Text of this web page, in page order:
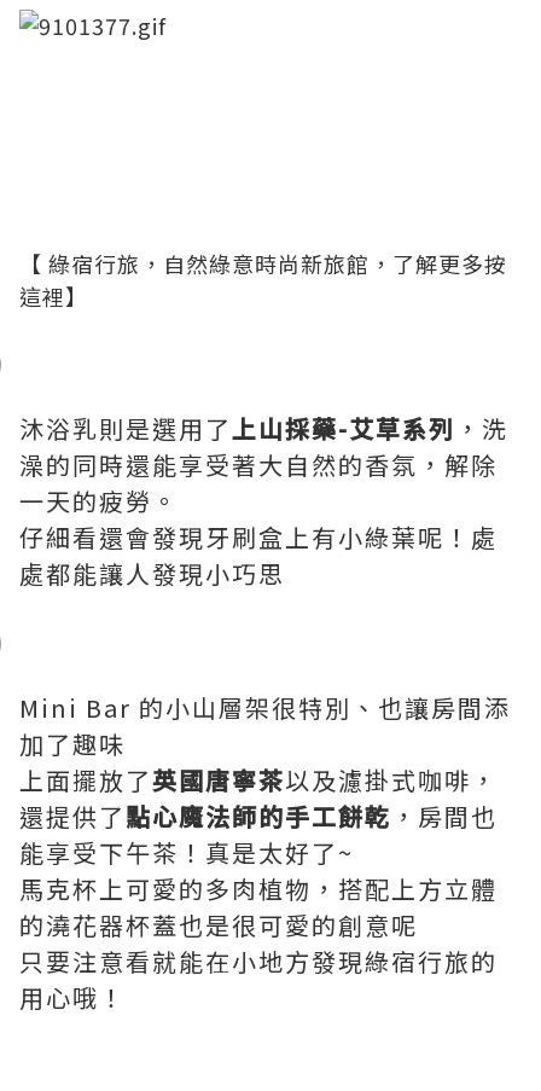
【 綠宿行旅，自然綠意時尚新旅館，了解更多按
這裡】
沐浴乳則是選用了上山採藥-艾草系列 ，洗
澡的同時還能享受著大自然的香氛​，解除
一天的疲勞。
仔細看還會發現牙刷盒上有小綠葉呢​！處
處都能讓人發現小巧思
Mini Bar 的小山層架很特別、也讓房間添
加了趣味
上面擺放了英國唐寧茶​以及濾掛式咖啡，
還提供了點心魔法師的手工餅乾 ，房間也
能享受下午茶！​真是太好了~
馬克杯上可愛的多肉植物，搭配上方立體
的澆花器杯蓋也是很可愛的創意呢
只要注意看就能在小地方發現綠宿行旅的
用心哦！